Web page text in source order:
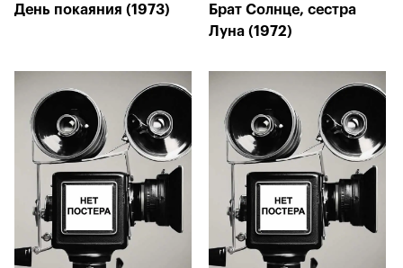
День покаяния (1973)
Брат Солнце, сестра
Луна (1972)